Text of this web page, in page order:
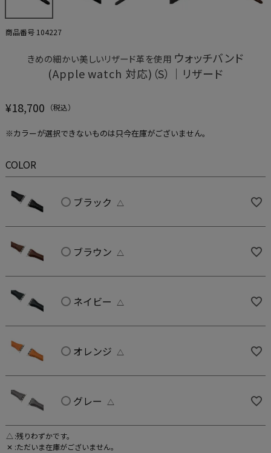
商品番号 104227
きめの細かい美しいリザード革を使用 ウォッチバンド
(Apple watch 対応)（S）｜リザード
¥18,700
※カラーが選択できないものは只今在庫がございません。
COLOR
ブラック △
ブラウン △
ネイビー △
オレンジ △
グレー △
△ 残りわずかです。
✕ ただいま在庫がございません。